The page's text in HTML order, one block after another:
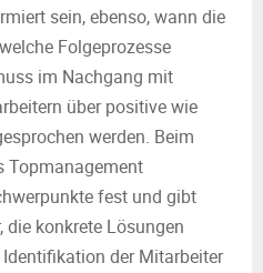
sein, ebenso, wann die
Folgeprozesse
im Nachgang mit
über positive wie
werden. Beim
Topmanagement
fest und gibt
die konkrete Lösungen
der Mitarbeiter